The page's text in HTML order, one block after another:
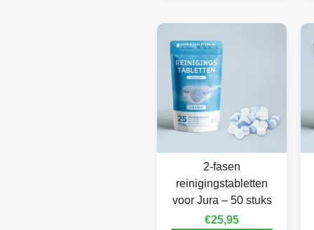
2-fasen
reinigingstabletten
voor Jura – 50 stuks
€25,95